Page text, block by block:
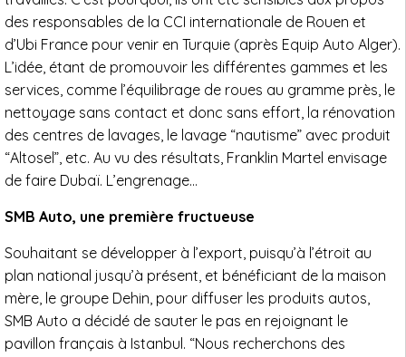
des responsables de la CCI internationale de Rouen et
d’Ubi France pour venir en Turquie (après Equip Auto Alger).
L’idée, étant de promouvoir les différentes gammes et les
services, comme l’équilibrage de roues au gramme près, le
nettoyage sans contact et donc sans effort, la rénovation
des centres de lavages, le lavage “nautisme” avec produit
“Altosel”, etc. Au vu des résultats, Franklin Martel envisage
de faire Dubaï. L’engrenage…
SMB Auto, une première fructueuse
Souhaitant se développer à l’export, puisqu’à l’étroit au
plan national jusqu’à présent, et bénéficiant de la maison
mère, le groupe Dehin, pour diffuser les produits autos,
SMB Auto a décidé de sauter le pas en rejoignant le
pavillon français à Istanbul. “Nous recherchons des